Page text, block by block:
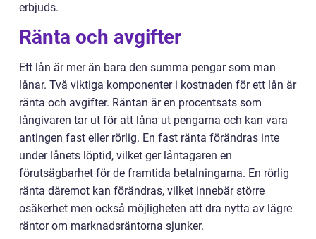
erbjuds.
Ränta och avgifter
Ett lån är mer än bara den summa pengar som man
lånar. Två viktiga komponenter i kostnaden för ett lån är
ränta och avgifter. Räntan är en procentsats som
långivaren tar ut för att låna ut pengarna och kan vara
antingen fast eller rörlig. En fast ränta förändras inte
under lånets löptid, vilket ger låntagaren en
förutsägbarhet för de framtida betalningarna. En rörlig
ränta däremot kan förändras, vilket innebär större
osäkerhet men också möjligheten att dra nytta av lägre
räntor om marknadsräntorna sjunker.